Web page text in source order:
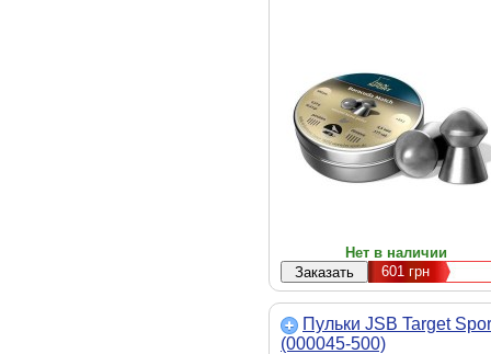
Нет в наличии
601грн
Пульки JSB Target
(000045-500)